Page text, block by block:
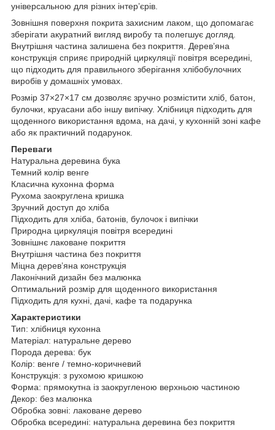
універсальною для різних інтер’єрів.
Зовнішня поверхня покрита захисним лаком, що допомагає
зберігати акуратний вигляд виробу та полегшує догляд.
Внутрішня частина залишена без покриття. Дерев’яна
конструкція сприяє природній циркуляції повітря всередині,
що підходить для правильного зберігання хлібобулочних
виробів у домашніх умовах.
Розмір 37×27×17 см дозволяє зручно розмістити хліб, батон,
булочки, круасани або іншу випічку. Хлібниця підходить для
щоденного використання вдома, на дачі, у кухонній зоні кафе
або як практичний подарунок.
Переваги
Натуральна деревина бука
Темний колір венге
Класична кухонна форма
Рухома заокруглена кришка
Зручний доступ до хліба
Підходить для хліба, батонів, булочок і випічки
Природна циркуляція повітря всередині
Зовнішнє лаковане покриття
Внутрішня частина без покриття
Міцна дерев’яна конструкція
Лаконічний дизайн без малюнка
Оптимальний розмір для щоденного використання
Підходить для кухні, дачі, кафе та подарунка
Характеристики
Тип: хлібниця кухонна
Матеріал: натуральне дерево
Порода дерева: бук
Колір: венге / темно-коричневий
Конструкція: з рухомою кришкою
Форма: прямокутна із заокругленою верхньою частиною
Декор: без малюнка
Обробка зовні: лаковане дерево
Обробка всередині: натуральна деревина без покриття